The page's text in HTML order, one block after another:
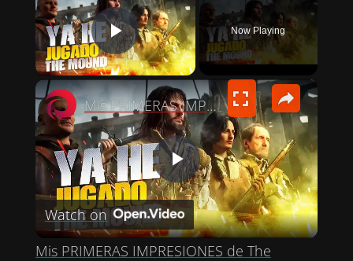
PLAY VIDEO
Now Playing
×
P
L
Mis PRIMERAS IMPRESIONES de The Mound: Omen of Cthulhu
Watch on
Mis PRIMERAS IMPRESIONES de The